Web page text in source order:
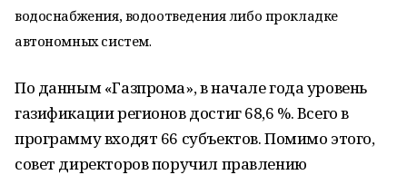
водоснабжения, водоотведения либо прокладке
автономных систем.
По данным «Газпрома», в начале года уровень
газификации регионов достиг 68,6 %. Всего в
программу входят 66 субъектов. Помимо этого,
совет директоров поручил правлению